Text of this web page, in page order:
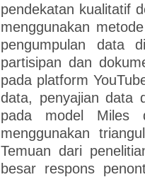
pendekatan kualitatif
menggunakan
pengumpulan data
partisipan dan
pada platform
data, penyajian data
pada model Miles
menggunakan
Temuan dari
besar respons